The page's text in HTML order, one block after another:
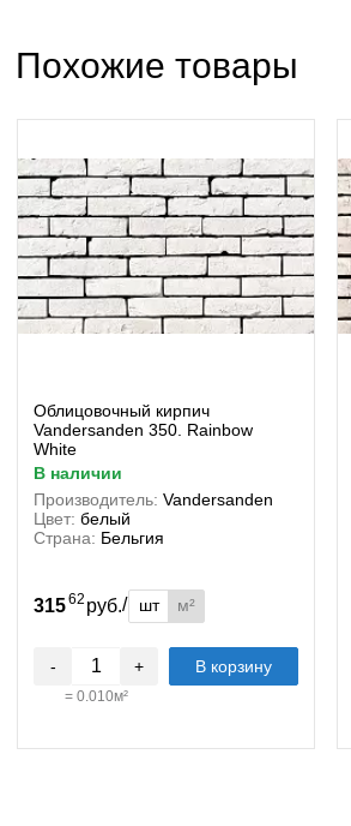
Похожие товары
Облицовочный кирпич
Vandersanden 350. Rainbow
White
в наличии
Производитель: Vandersanden
Цвет: белый
Страна: Бельгия
31562руб./ шт м²
- +
= 0.010м²
В корзину